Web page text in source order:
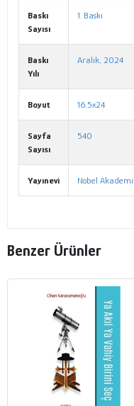
Baskı
Sayısı
1. Baskı
Baskı
Yılı
Aralık, 2024
Boyut 16,5x24
Sayfa
Sayısı
540
Yayınevi Nobel
Benzer Ürünler